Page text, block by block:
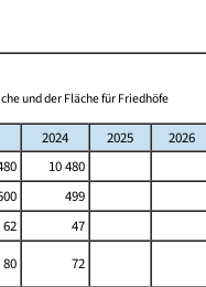
und der Fläche für Friedhöfe
2024 2025
2026
10 480
499
62
47
80
72